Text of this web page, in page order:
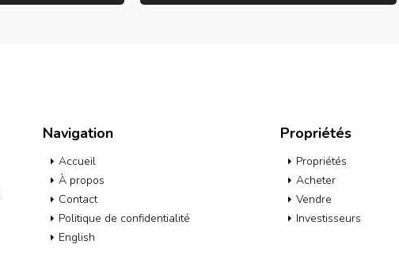
Navigation
Accueil
À propos
Contact
Politique de confidentialité
English
Propriétés
Propriétés
Acheter
Vendre
Investisseurs